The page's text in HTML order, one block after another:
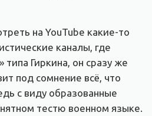
на YouTube какие-то
каналы, где
типа Гиркина, он сразу же
под сомнение всё, что
с виду образованные
тестю военном языке.